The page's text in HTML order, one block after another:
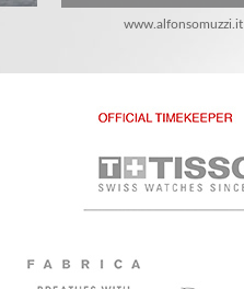
www.alfonsomuzzi.it